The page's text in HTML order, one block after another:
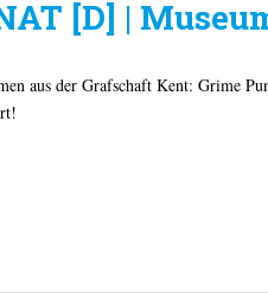
[D] |
aus der Grafschaft Kent: Grime